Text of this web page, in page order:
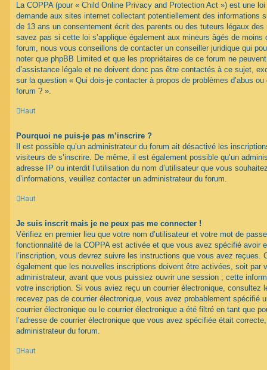
La COPPA (pour « Child Online Privacy and Protection Act ») est une
demande aux sites internet collectant potentiellement des informations
de 13 ans un consentement écrit des parents ou des tuteurs légaux
savez pas si cette loi s’applique également aux mineurs âgés de
forum, nous vous conseillons de contacter un conseiller juridique qui
noter que phpBB Limited et que les propriétaires de ce forum ne
d’assistance légale et ne doivent donc pas être contactés à ce sujet,
sur la question « Qui dois-je contacter à propos de problèmes d’abus ou
forum ? ».
Haut
Pourquoi ne puis-je pas m’inscrire ?
Il est possible qu’un administrateur du forum ait désactivé les
visiteurs de s’inscrire. De même, il est également possible qu’un
adresse IP ou interdit l’utilisation du nom d’utilisateur que vous
d’informations, veuillez contacter un administrateur du forum.
Haut
Je suis inscrit mais je ne peux pas me connecter !
Vérifiez en premier lieu que votre nom d’utilisateur et votre mot de
fonctionnalité de la COPPA est activée et que vous avez spécifié avoir
l’inscription, vous devrez suivre les instructions que vous avez reçues.
également que les nouvelles inscriptions doivent être activées, soit par
administrateur, avant que vous puissiez ouvrir une session ; cette
votre inscription. Si vous aviez reçu un courrier électronique, consultez
recevez pas de courrier électronique, vous avez probablement spécifié
courrier électronique ou le courrier électronique a été filtré en tant que
l’adresse de courrier électronique que vous avez spécifiée était
administrateur du forum.
Haut